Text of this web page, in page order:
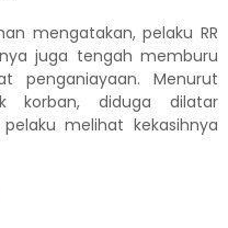
mengatakan, pelaku RR
juga tengah memburu
penganiayaan. Menurut
korban, diduga dilatar
melihat kekasihnya